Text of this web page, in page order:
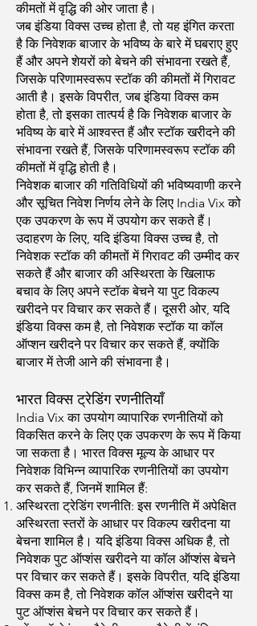
कीमतों में वृद्धि की ओर जाता है।
जब इंडिया विक्स उच्च होता है, तो यह इंगित करता
है कि निवेशक बाजार के भविष्य के बारे में घबराए हुए
हैं और अपने शेयरों को बेचने की संभावना रखते हैं,
जिसके परिणामस्वरूप स्टॉक की कीमतों में गिरावट
आती है। इसके विपरीत, जब इंडिया विक्स कम
होता है, तो इसका तात्पर्य है कि निवेशक बाजार के
भविष्य के बारे में आश्वस्त हैं और स्टॉक खरीदने की
संभावना रखते हैं, जिसके परिणामस्वरूप स्टॉक की
कीमतों में वृद्धि होती है।
निवेशक बाजार की गतिविधियों की भविष्यवाणी करने
और सूचित निवेश निर्णय लेने के लिए India Vix को
एक उपकरण के रूप में उपयोग कर सकते हैं।
उदाहरण के लिए, यदि इंडिया विक्स उच्च है, तो
निवेशक स्टॉक की कीमतों में गिरावट की उम्मीद कर
सकते हैं और बाजार की अस्थिरता के खिलाफ
बचाव के लिए अपने स्टॉक बेचने या पुट विकल्प
खरीदने पर विचार कर सकते हैं। दूसरी ओर, यदि
इंडिया विक्स कम है, तो निवेशक स्टॉक या कॉल
ऑप्शन खरीदने पर विचार कर सकते हैं, क्योंकि
बाजार में तेजी आने की संभावना है।
भारत विक्स ट्रेडिंग रणनीतियाँ
India Vix का उपयोग व्यापारिक रणनीतियों को
विकसित करने के लिए एक उपकरण के रूप में किया
जा सकता है। भारत विक्स मूल्य के आधार पर
निवेशक विभिन्न व्यापारिक रणनीतियों का उपयोग
कर सकते हैं, जिनमें शामिल हैं:
अस्थिरता ट्रेडिंग रणनीति: इस रणनीति में अपेक्षित
अस्थिरता स्तरों के आधार पर विकल्प खरीदना या
बेचना शामिल है। यदि इंडिया विक्स अधिक है, तो
निवेशक पुट ऑप्शंस खरीदने या कॉल ऑप्शंस बेचने
पर विचार कर सकते हैं। इसके विपरीत, यदि इंडिया
विक्स कम है, तो निवेशक कॉल ऑप्शंस खरीदने या
पुट ऑप्शंस बेचने पर विचार कर सकते हैं।